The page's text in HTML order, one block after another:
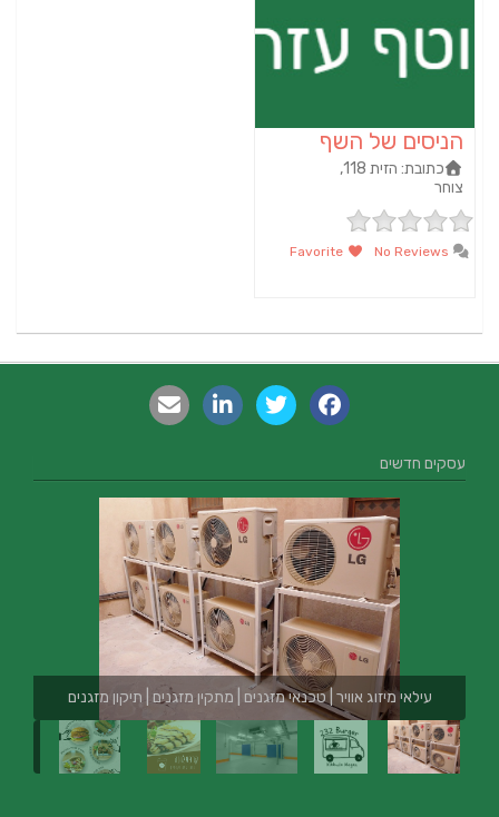
הניסים של השף
כתובת:
הזית 118,
צוחר
עסקים חדשים
עילאי מיזוג אוויר | טכנאי מזגנים | מתקין מזגנים | תיקון מזגנים